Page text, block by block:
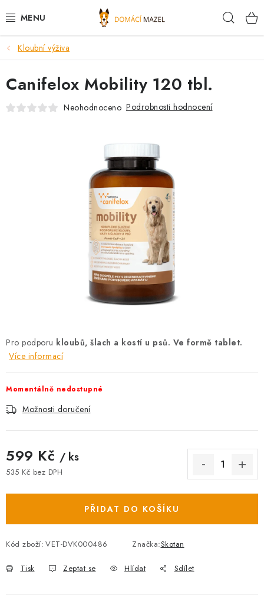
na
DOPORUČUJEME
VÝPRODEJ SKLADU
PSI
HODNOCENÍ OBCHODU
DOPRAVA PO OSTRAVĚ, HLUČÍNĚ A OKOLÍ
Věrnostní slevy
Kloubní výživa
Pro podporu kloubů, šlach a kostí u psů. Ve formě tablet.
Více informací
Momentálně nedostupné
Možnosti doručení
599 Kč / ks
535 Kč bez DPH
PŘIDAT DO KOŠÍKU
Kód zboží: VET-DVK000486 Značka:Skotan
Tisk Zeptat se Hlídat Sdílet
Canifelox Mobility 120 tbl.
Neohodnoceno Podrobnosti hodnocení